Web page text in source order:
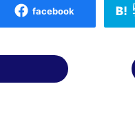
facebook